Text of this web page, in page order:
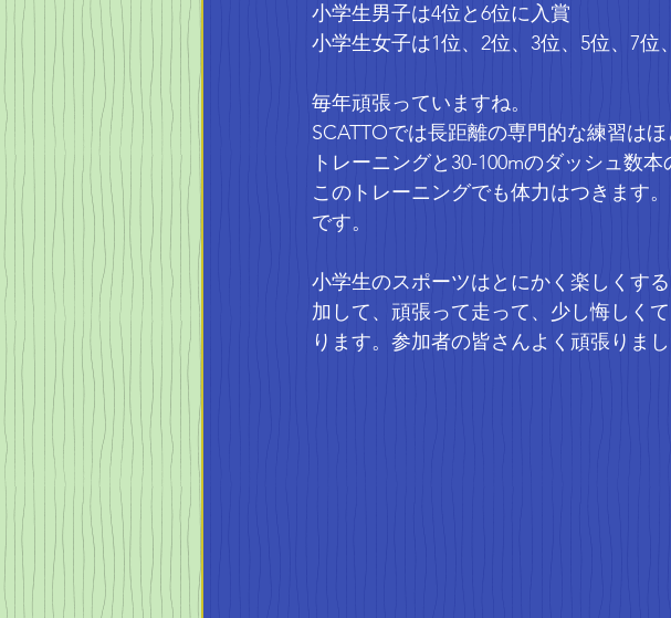
小学生男子は4位と6位に入賞
小学生女子は1位、2位、3位、5位、7位
毎年頑張っていますね。
SCATTOでは長距離の専門的な練習は
トレーニングと30-100mのダッシュ数本
このトレーニングでも体力はつきます
です。
小学生のスポーツはとにかく楽しくす
加して、頑張って走って、少し悔しく
ります。参加者の皆さんよく頑張りまし